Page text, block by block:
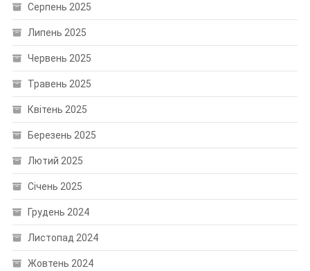
Серпень 2025
Липень 2025
Червень 2025
Травень 2025
Квітень 2025
Березень 2025
Лютий 2025
Січень 2025
Грудень 2024
Листопад 2024
Жовтень 2024